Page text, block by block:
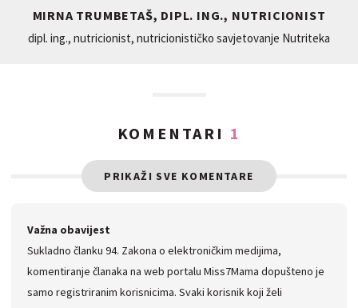
MIRNA TRUMBETAŠ, DIPL. ING., NUTRICIONIST
dipl. ing., nutricionist, nutricionističko savjetovanje Nutriteka
KOMENTARI 1
PRIKAŽI SVE KOMENTARE
Važna obavijest
Sukladno članku 94. Zakona o elektroničkim medijima,
komentiranje članaka na web portalu Miss7Mama dopušteno je
samo registriranim korisnicima. Svaki korisnik koji želi